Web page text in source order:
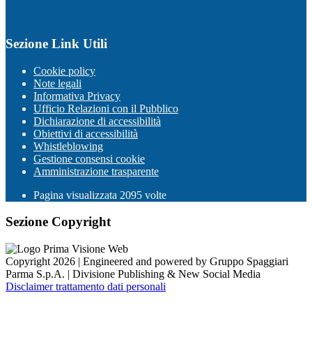
Sezione Link Utili
Cookie policy
Note legali
Informativa Privacy
Ufficio Relazioni con il Pubblico
Dichiarazione di accessibilità
Obiettivi di accessibilità
Whistleblowing
Gestione consensi cookie
Amministrazione trasparente
Pagina visualizzata 2095 volte
Sezione Copyright
Copyright 2026 | Engineered and powered by Gruppo Spaggiari
Parma S.p.A. | Divisione Publishing & New Social Media
Disclaimer trattamento dati personali